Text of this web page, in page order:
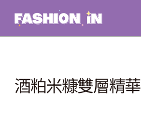
content
酒粕米糠雙層精華